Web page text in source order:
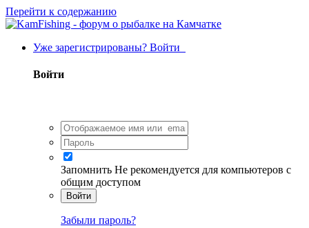
Перейти к содержанию
Уже зарегистрированы? Войти
Войти
Запомнить Не рекомендуется для компьютеров с
общим доступом
Войти
Забыли пароль?